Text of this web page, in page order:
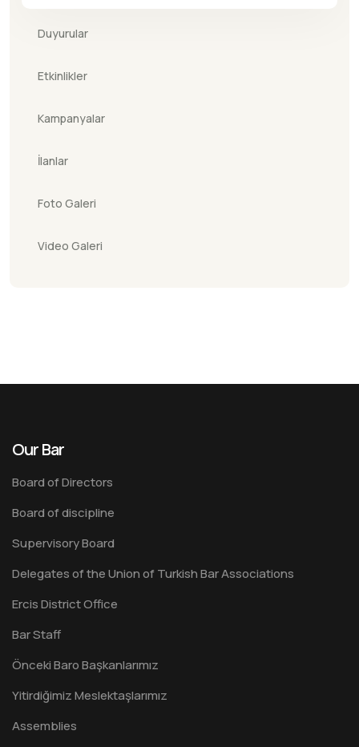
Duyurular
Etkinlikler
Kampanyalar
İlanlar
Foto Galeri
Video Galeri
Our Bar
Board of Directors
Board of discipline
Supervisory Board
Delegates of the Union of Turkish Bar Associations
Ercis District Office
Bar Staff
Önceki Baro Başkanlarımız
Yitirdiğimiz Meslektaşlarımız
Assemblies